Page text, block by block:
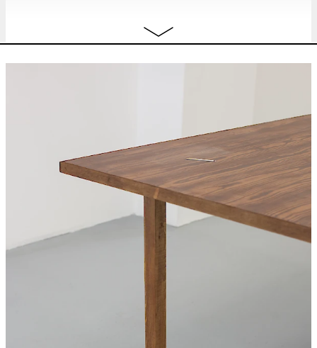
I Hope I’m Loud
When I’m Dead
12:00 - 22:00
looped screening
free
CHARLINE TYBERGHEIN Soft News
12:00 - 18:00
ven.
I Hope I’m Loud
CHARLINE TYBERGHEIN